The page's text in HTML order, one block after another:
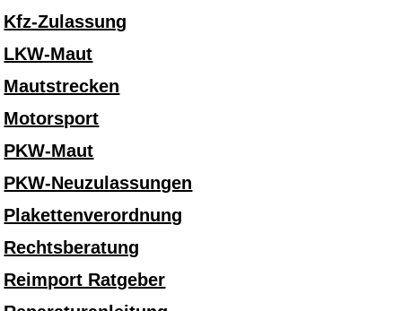
Kfz-Zulassung
LKW-Maut
Mautstrecken
Motorsport
PKW-Maut
PKW-Neuzulassungen
Plakettenverordnung
Rechtsberatung
Reimport Ratgeber